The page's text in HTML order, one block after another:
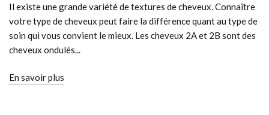
Il existe une grande variété de textures de cheveux. Connaître
votre type de cheveux peut faire la différence quant au type de
soin qui vous convient le mieux. Les cheveux 2A et 2B sont des
cheveux ondulés...
En savoir plus